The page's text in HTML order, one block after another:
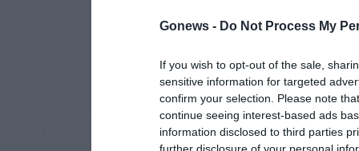
Gonews - Do Not Process My
If you wish to opt-out of the sale,
sensitive information for targeted
confirm your selection. Please note
continue seeing interest-based ads
information disclosed to third parties